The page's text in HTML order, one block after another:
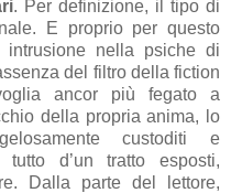
. Per definizione, il tipo di
E proprio per questo
nella psiche di
del filtro della fiction
ancor più fegato a
della propria anima, lo
custoditi e
tutto d’un tratto esposti,
Dalla parte del lettore,